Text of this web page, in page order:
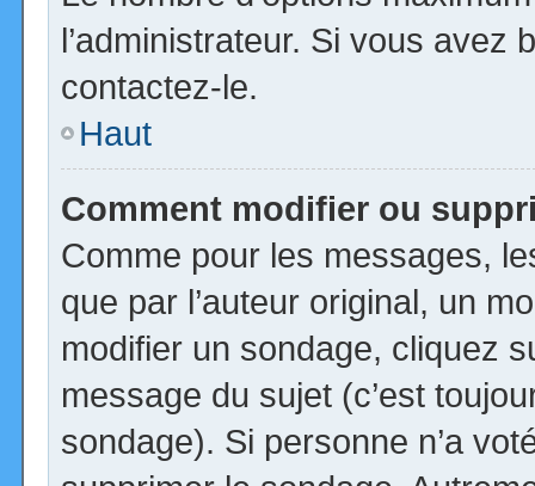
l’administrateur. Si vous avez
contactez-le.
Haut
Comment modifier ou
Comme pour les messages,
que par l’auteur original, un
modifier un sondage, cliquez
message du sujet (c’est
sondage). Si personne n’a